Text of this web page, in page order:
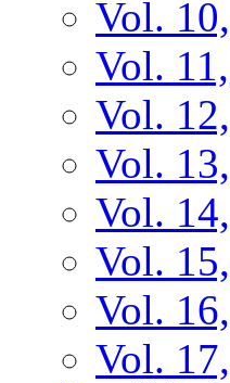
Vol.
Vol.
Vol.
Vol.
Vol.
Vol.
Vol.
Vol.